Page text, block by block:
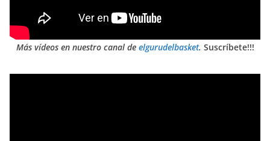
Más vídeos en nuestro canal de elgurudelbasket. Suscríbete!!!